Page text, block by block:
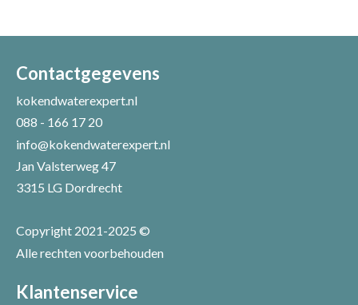
Uw naam *
Uw recensie *
Contactgegevens
kokendwaterexpert.nl
088 - 166 17 20
info@kokendwaterexpert.nl
Jan Valsterweg 47
3315 LG Dordrecht
Copyright 2021-2025 ©
Alle rechten voorbehouden
Klantenservice